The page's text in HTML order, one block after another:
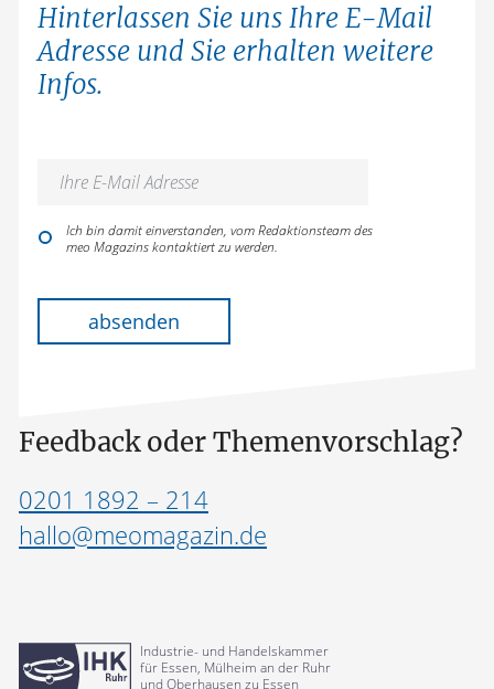
Hinterlassen Sie uns Ihre E-Mail
Adresse und Sie erhalten weitere
Infos.
Ich bin damit einverstanden, vom Redaktionsteam des
meo Magazins kontaktiert zu werden.
absenden
Feedback oder Themenvorschlag?
0201 1892 – 214
hallo@meomagazin.de
Industrie- und Handelskammer
für Essen, Mülheim an der Ruhr
und Oberhausen zu Essen